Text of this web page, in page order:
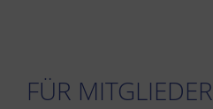
FÜR MITGLIEDER